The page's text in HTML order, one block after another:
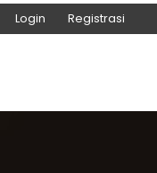
Login Registrasi